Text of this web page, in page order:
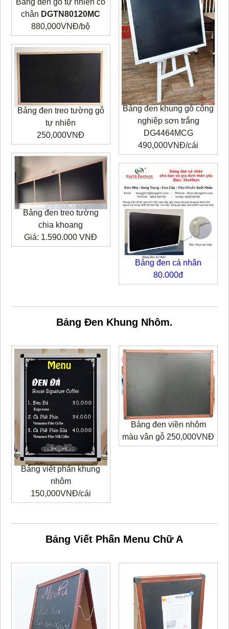
Bảng đen gỗ tự nhiên có
chân DGTN80120MC
880,000VNĐ/bộ
Bảng đen treo tường gỗ
tự nhiên
250,000VNĐ
Bảng đen treo tường
chia khoang
Giá: 1.590.000 VNĐ
Bảng đen khung gỗ công
nghiệp sơn trắng
DG4464MCG
490,000VNĐ/cái
Bảng đen cá nhân
80.000đ
Bảng Đen Khung Nhôm.
Bảng viết phấn khung
nhôm
150,000VNĐ/cái
Bảng đen viền nhôm
màu vân gỗ 250,000VNĐ
Bảng Viết Phấn Menu Chữ A